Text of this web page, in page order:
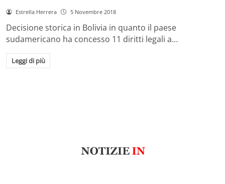
Estrella Herrera 5 Novembre 2018
Decisione storica in Bolivia in quanto il paese
sudamericano ha concesso 11 diritti legali a…
Leggi di più